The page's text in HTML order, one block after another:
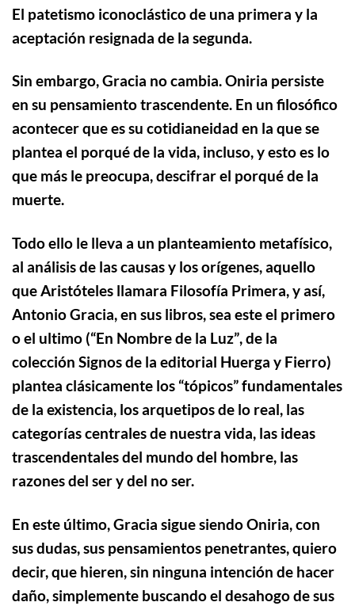
El patetismo iconoclástico de una primera y la
aceptación resignada de la segunda.
Sin embargo, Gracia no cambia. Oniria persiste
en su pensamiento trascendente. En un filosófico
acontecer que es su cotidianeidad en la que se
plantea el porqué de la vida, incluso, y esto es lo
que más le preocupa, descifrar el porqué de la
muerte.
Todo ello le lleva a un planteamiento metafísico,
al análisis de las causas y los orígenes, aquello
que Aristóteles llamara Filosofía Primera, y así,
Antonio Gracia, en sus libros, sea este el primero
o el ultimo (“En Nombre de la Luz”, de la
colección Signosde la editorial Huerga y Fierro)
plantea clásicamente los “tópicos” fundamentales
de la existencia, los arquetipos de lo real, las
categorías centrales de nuestra vida, las ideas
trascendentales del mundo del hombre, las
razones del ser y del no ser.
En este último, Gracia sigue siendo Oniria, con
sus dudas, sus pensamientos penetrantes, quiero
decir, que hieren, sin ninguna intención de hacer
daño, simplemente buscando el desahogo de sus